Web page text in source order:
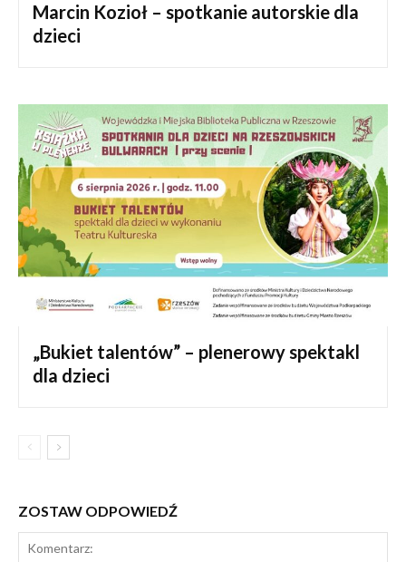
Marcin Kozioł – spotkanie autorskie dla
dzieci
„Bukiet talentów” – plenerowy spektakl
dla dzieci
ZOSTAW ODPOWIEDŹ